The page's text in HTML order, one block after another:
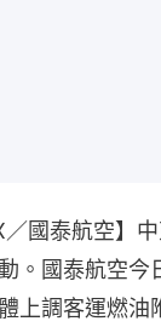
／國泰航空】
。國泰航空今
上調客運燃油